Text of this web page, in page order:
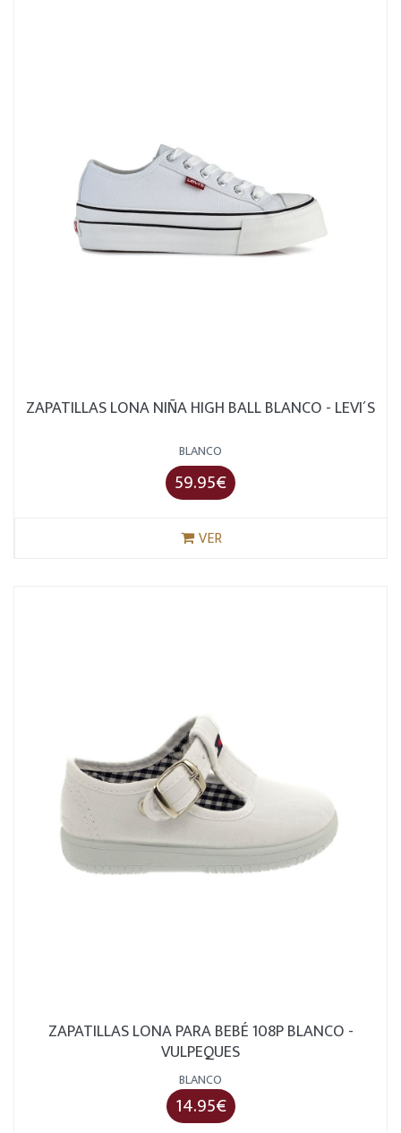
ZAPATILLAS LONA NIÑA HIGH BALL BLANCO - LEVI´S
BLANCO
59.95€
VER
ZAPATILLAS LONA PARA BEBÉ 108P BLANCO -
VULPEQUES
BLANCO
14.95€